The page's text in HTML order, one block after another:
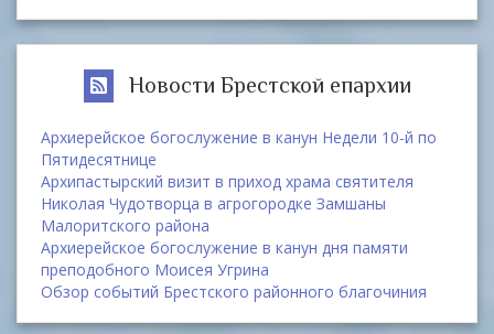
Новости Брестской епархии
Архиерейское богослужение в канун Недели 10-й по
Пятидесятнице
Архипастырский визит в приход храма святителя
Николая Чудотворца в агрогородке Замшаны
Малоритского района
Архиерейское богослужение в канун дня памяти
преподобного Моисея Угрина
Обзор событий Брестского районного благочиния